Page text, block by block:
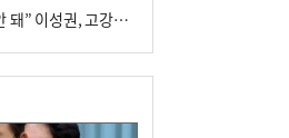
“전임 정책 무작정 파기 안 돼” 이성권, 고강도 ‘전재수 견제’ 예고